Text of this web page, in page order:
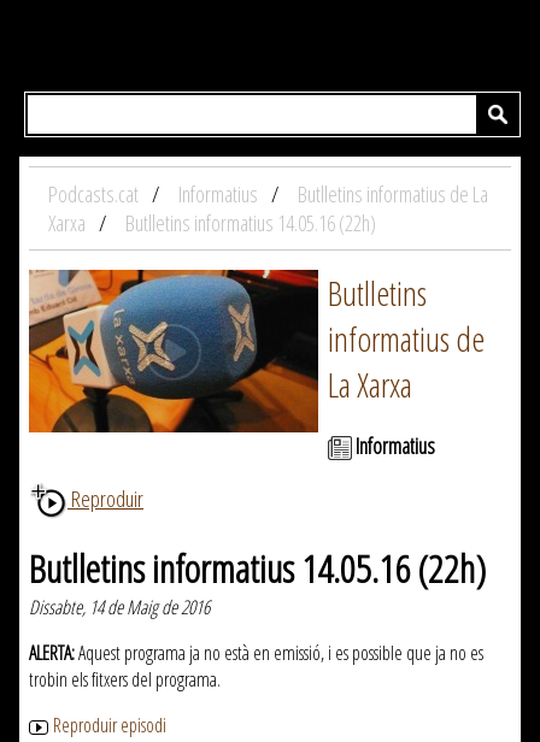
Podcasts.cat Informatius
Butlletins informatius de La
Xarxa
Butlletins informatius 14.05.16 (22h)
Butlletins
informatius de
La Xarxa
Informatius
Reproduir
Butlletins informatius 14.05.16 (22h)
Dissabte, 14 de Maig de 2016
ALERTA:Aquest programa ja no està en emissió, i es possible que ja no es
trobin els fitxers del programa.
Reproduir episodi